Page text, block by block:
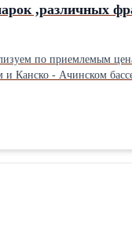
,различных
по приемлемым
Канско - Ачинском
CPT (экспорт) ст.
цены и сроки